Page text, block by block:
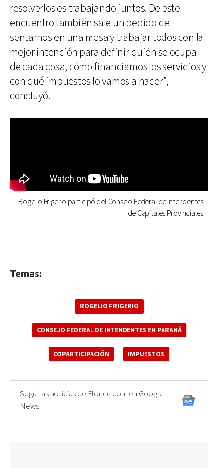
resolverlos es trabajando juntos. De este
encuentro también sale un pedido de
sentarnos en una mesa y trabajar todos con la
mejor intención para definir quién se ocupa
de cada cosa, cómo financiamos los servicios y
con qué impuestos lo vamos a hacer”,
concluyó.
Rogelio Frigerio participó del Consejo Federal de Intendentes
de Capitales Provinciales
Temas:
ROGELIO FRIGERIO
CONSEJO FEDERAL DE INTENDENTES EN PARANÁ
COPARTICIPACIÓN IMPUESTOS
Seguí las noticias de Elonce.com en Google
News